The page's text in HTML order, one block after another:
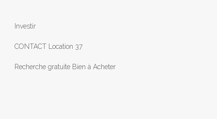
Investir
CONTACT Location 37
Recherche gratuite Bien à Acheter